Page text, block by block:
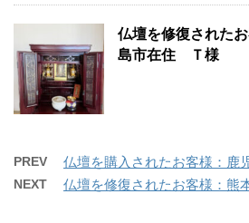
仏壇を修復された
島市在住 Ｔ様
PREV 仏壇を購入されたお客様：
NEXT 仏壇を修復されたお客様：